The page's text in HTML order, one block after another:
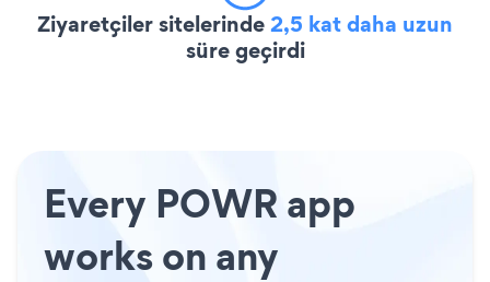
Ziyaretçiler sitelerinde2,5 kat daha uzun
süre geçirdi
Every POWR app
works on any